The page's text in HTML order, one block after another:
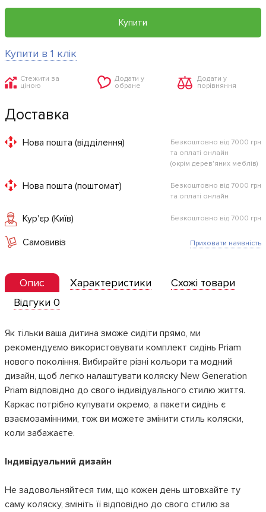
Купити
Купити в 1 клік
Стежити за
ціною
Додати у
обране
Додати у
порівняння
Доставка
Нова пошта (відділення)
Безкоштовно від 7000 грн
та оплаті онлайн
(окрім дерев'яних меблів)
Нова пошта (поштомат)
Безкоштовно від 7000 грн
та оплаті онлайн
Кур'єр (Київ) Безкоштовно від 7000 грн
Самовивіз Приховати наявність
Опис Характеристики
Схожі товари
Відгуки 0
Як тільки ваша дитина зможе сидіти прямо, ми
рекомендуємо використовувати комплект сидінь Priam
нового покоління. Вибирайте різні кольори та модний
дизайн, щоб легко налаштувати коляску New Generation
Priam відповідно до свого індивідуального стилю життя.
Каркас потрібно купувати окремо, а пакети сидінь є
взаємозамінними, тож ви можете змінити стиль коляски,
коли забажаєте.
Індивідуальний дизайн
Не задовольняйтеся тим, що кожен день штовхайте ту
саму коляску, змініть її відповідно до свого стилю за